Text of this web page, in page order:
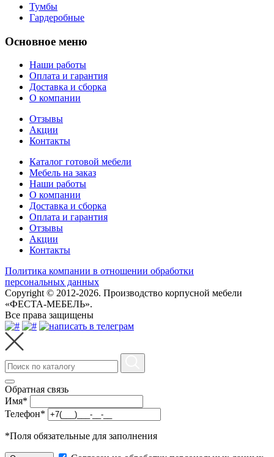
Тумбы
Гардеробные
Основное меню
Наши работы
Оплата и гарантия
Доставка и сборка
О компании
Отзывы
Акции
Контакты
Каталог готовой мебели
Мебель на заказ
Наши работы
О компании
Доставка и сборка
Оплата и гарантия
Отзывы
Акции
Контакты
Политика компании в отношении обработки
персональных данных
Copyright © 2012-2026. Производство корпусной мебели
«ФЕСТА-МЕБЕЛЬ».
Все права защищены
Обратная связь
Имя*
Телефон*
*Поля обязательные для заполнения